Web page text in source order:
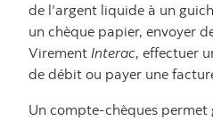
de l’argent liquide à un
un chèque papier, envoyer
Virement Interac, effectuer
de débit ou payer une
Un compte-chèques permet